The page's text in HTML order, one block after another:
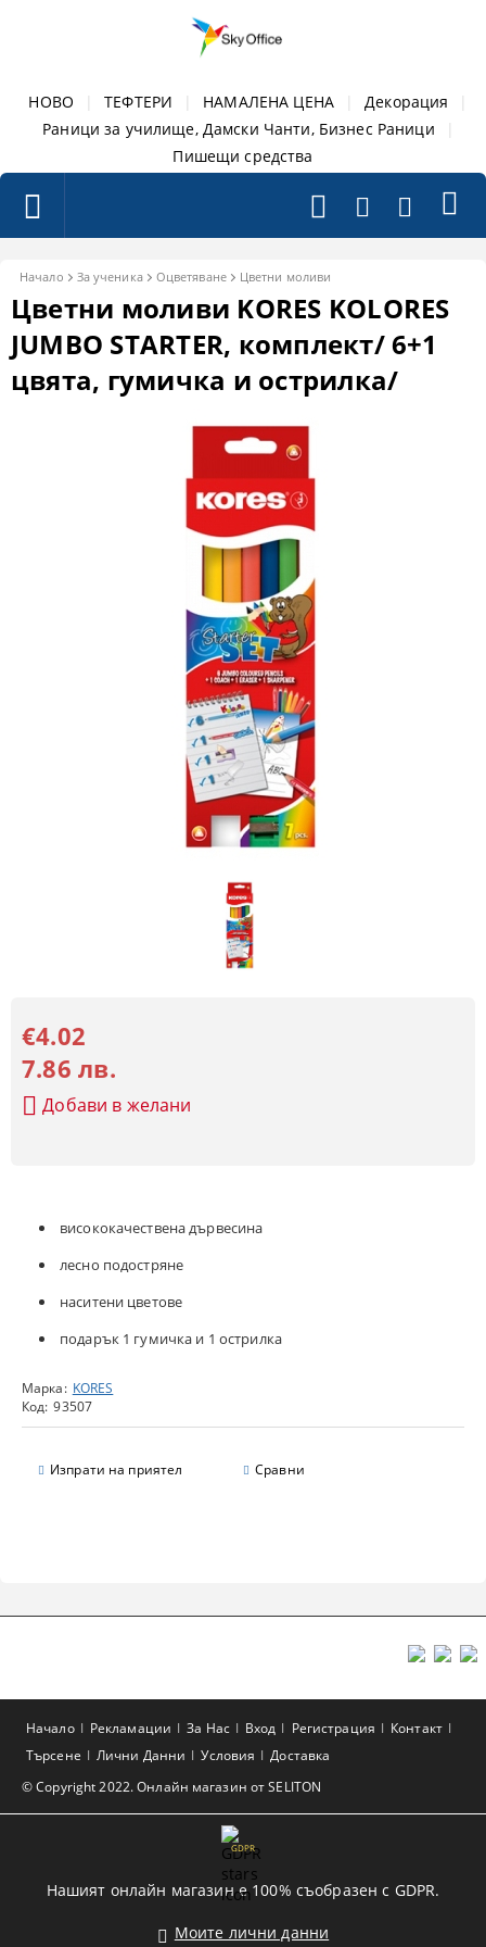
НОВО ТЕФТЕРИ НАМАЛЕНА ЦЕНА Декорация
Раници за училище, Дамски Чанти, Бизнес Раници
Пишещи средства
Начало За ученика Оцветяване Цветни моливи
Цветни моливи KORES KOLORES
JUMBO STARTER, комплект/ 6+1
цвята, гумичка и острилка/
висококачествена дървесина
лесно подостряне
наситени цветове
подарък 1 гумичка и 1 острилка
Марка: KORES
Код: 93507
Изпрати на приятел Сравни
€4.02
7.86 лв.
Добави в желани
© Copyright 2022. Онлайн магазин от SELITON
Начало Рекламации За Нас Вход Регистрация
Контакт
Търсене
Лични Данни Условия Доставка
GDPR
Нашият онлайн магазин е 100% съобразен с GDPR.
Моите лични данни